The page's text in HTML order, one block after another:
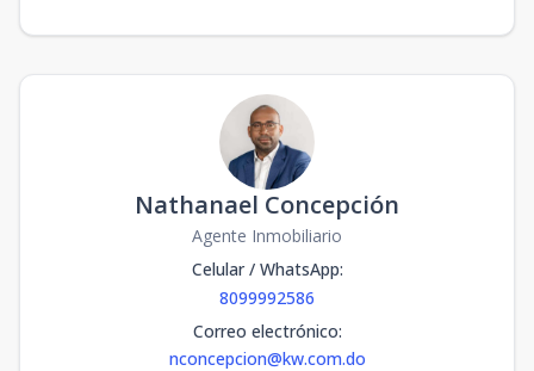
Nathanael Concepción
Agente Inmobiliario
Celular / WhatsApp:
8099992586
Correo electrónico:
nconcepcion@kw.com.do